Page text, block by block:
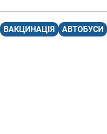
ВАКЦИНАЦІЯ АВТОБУСИ